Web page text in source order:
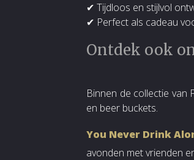
✔ Tijdloos en stijlvol
✔ Perfect als cadeau
Ontdek ook
Binnen de collectie van
en beer buckets.
You Never Drink
avonden met vrienden